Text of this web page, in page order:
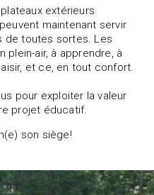
extérieurs
maintenant servir
de toutes sortes. Les
plein-air, à apprendre, à
et ce, en tout confort.
pour exploiter la valeur
projet éducatif.
son siège!